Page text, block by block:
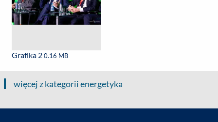
Grafika 20.16 MB
więcej z kategorii energetyka